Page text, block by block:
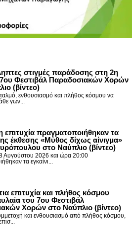
στιγμές παράδοσης στη 2η
Φεστιβάλ Παραδοσιακών Χορών
(βίντεο)
ενθουσιασμό και πλήθος κόσμου να
γων...
επιτυχία πραγματοποιήθηκαν τα
έκθεσης «Μύθος δίχως αίνιγμα»
στο Ναύπλιο (βίντεο)
Αυγούστου 2026 και ώρα 20:00
τα εγκαίνι...
επιτυχία και πλήθος κόσμου
του 7ου Φεστιβάλ
Χορών στο Ναύπλιο (βίντεο)
και ενθουσιασμό από πλήθος κόσμου,